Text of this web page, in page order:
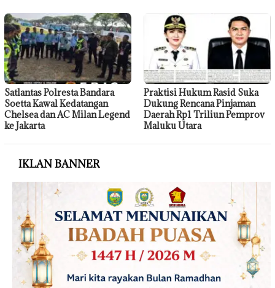
Satlantas Polresta Bandara
Soetta Kawal Kedatangan
Chelsea dan AC Milan Legend
ke Jakarta
Praktisi Hukum Rasid Suka
Dukung Rencana Pinjaman
Daerah Rp1 Triliun Pemprov
Maluku Utara
IKLAN BANNER